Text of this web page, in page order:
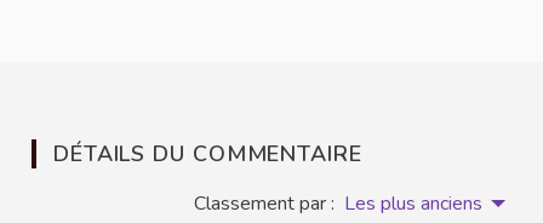
DÉTAILS DU COMMENTAIRE
Classement par : Les plus anciens